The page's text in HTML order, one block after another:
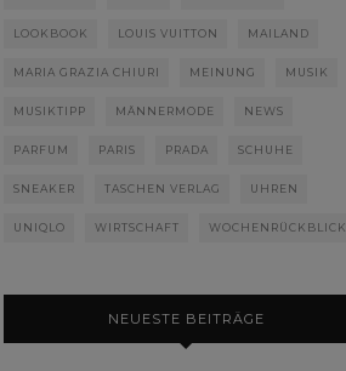
LOOKBOOK LOUIS VUITTON MAILAND
MARIA GRAZIA CHIURI MEINUNG MUSIK
MUSIKTIPP MÄNNERMODE NEWS
PARFUM PARIS PRADA SCHUHE
SNEAKER TASCHEN VERLAG UHREN
UNIQLO WIRTSCHAFT WOCHENRÜCKBLICK
NEUESTE BEITRÄGE